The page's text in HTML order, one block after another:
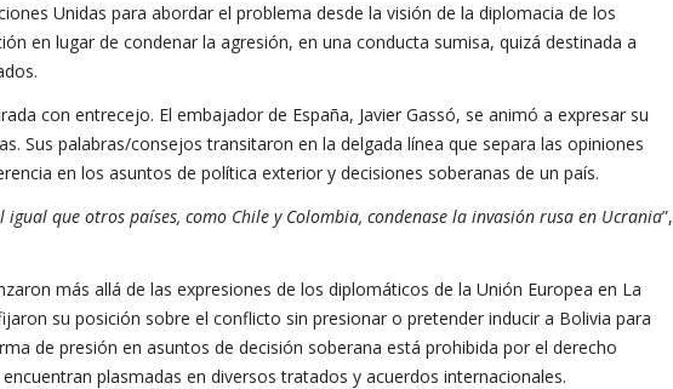
Unidas para abordar el problema desde la visión de la diplomacia de los
en lugar de condenar la agresión, en una conducta sumisa, quizá destinada a
con entrecejo. El embajador de España, Javier Gassó, se animó a expresar su
Sus palabras/consejos transitaron en la delgada línea que separa las opiniones
en los asuntos de política exterior y decisiones soberanas de un país.
que otros países, como Chile y Colombia, condenase la invasión rusa en Ucrania”,
más allá de las expresiones de los diplomáticos de la Unión Europea en La
su posición sobre el conflicto sin presionar o pretender inducir a Bolivia para
de presión en asuntos de decisión soberana está prohibida por el derecho
plasmadas en diversos tratados y acuerdos internacionales.